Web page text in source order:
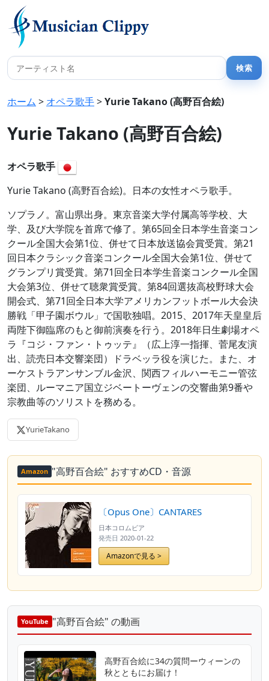
ホーム > オペラ歌手>Yurie Takano (高野百合絵)
Yurie Takano (高野百合絵)
オペラ歌手
Yurie Takano (高野百合絵)。日本の女性オペラ歌手。
ソプラノ。富山県出身。東京音楽大学付属高等学校、大
学、及び大学院を首席で修了。第65回全日本学生音楽コン
クール全国大会第1位、併せて日本放送協会賞受賞。第21
回日本クラシック音楽コンクール全国大会第1位、併せて
グランプリ賞受賞。第71回全日本学生音楽コンクール全国
大会第3位、併せて聴衆賞受賞。第84回選抜高校野球大会
開会式、第71回全日本大学アメリカンフットボール大会決
勝戦「甲子園ボウル」で国歌独唱。2015、2017年天皇皇后
両陛下御臨席のもと御前演奏を行う。2018年日生劇場オペ
ラ『コジ・ファン・トゥッテ』（広上淳一指揮、菅尾友演
出、読売日本交響楽団）ドラベッラ役を演じた。また、オ
ーケストラアンサンブル金沢、関西フィルハーモニー管弦
楽団、ルーマニア国立ジベートーヴェンの交響曲第9番や
宗教曲等のソリストを務める。
YurieTakano
Amazon "高野百合絵" おすすめCD・音源
〔Opus One〕CANTARES
日本コロムビア
発売日 2020-01-22
Amazonで見る >
YouTube "高野百合絵" の動画
高野百合絵に34の質問ーウィーンの
秋とともにお届け！